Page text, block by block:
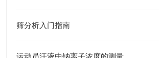
筛分析入门指南
运动员汗液中钠离子浓度的测量